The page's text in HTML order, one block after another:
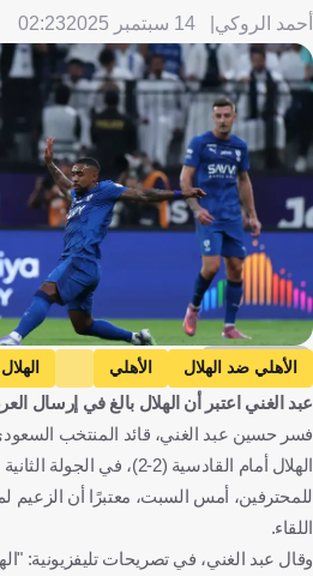
أحمد الروكي 14 سبتمبر 2025 02:23
Getty Images
الأهلي ضد الهلال الأهلي
الهلال
دوري روشن السعودي
المملكة العربية
عبد الغني اعتبر أن الهلال بالغ في إرسال
فسر حسين عبد الغني، قائد المنتخب
الهلال أمام القادسية (2-2)، في
للمحترفين، أمس السبت، معتبرًا أن الزعيم
اللقاء.
وقال عبد الغني، في تصريحات تليفزيونية: